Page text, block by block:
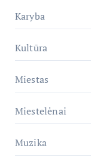
Karyba
Kultūra
Miestas
Miestelėnai
Muzika